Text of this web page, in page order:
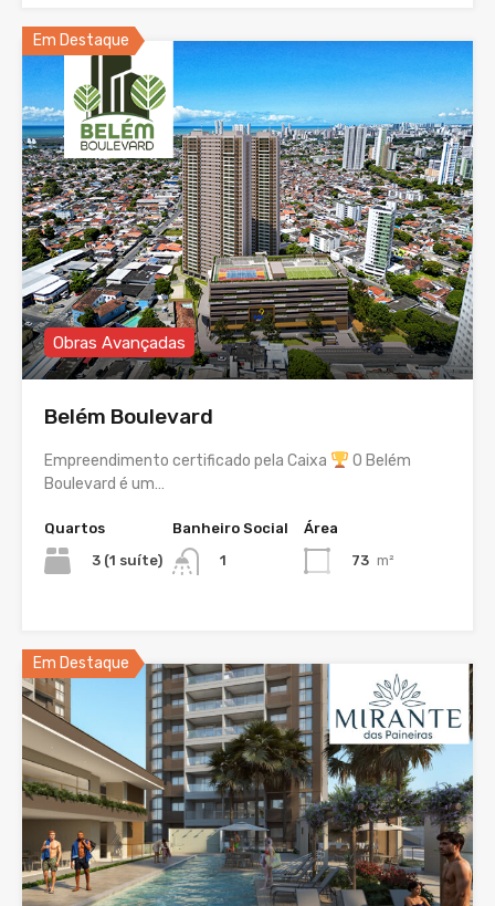
Em Destaque
Obras Avançadas
Belém Boulevard
Empreendimento certificado pela Caixa
O Belém
Boulevard é um…
Quartos
3 (1 suíte)
Banheiro Social
1
Área
73 m²
Em Destaque